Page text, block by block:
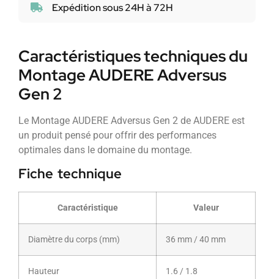
Expédition sous 24H à 72H
Caractéristiques techniques du
Montage AUDERE Adversus
Gen 2
Le Montage AUDERE Adversus Gen 2 de AUDERE est
un produit pensé pour offrir des performances
optimales dans le domaine du montage.
Fiche technique
Caractéristique Valeur
Diamètre du corps (mm) 36 mm / 40 mm
Hauteur 1.6 / 1.8